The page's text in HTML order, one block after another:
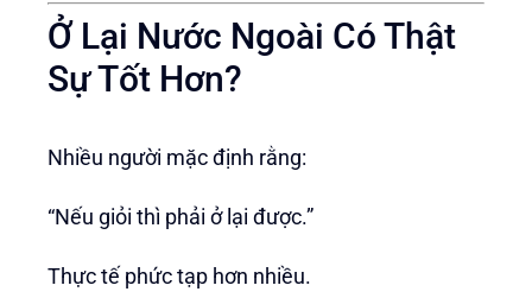
Ở Lại Nước Ngoài Có Thật
Sự Tốt Hơn?
Nhiều người mặc định rằng:
“Nếu giỏi thì phải ở lại được.”
Thực tế phức tạp hơn nhiều.